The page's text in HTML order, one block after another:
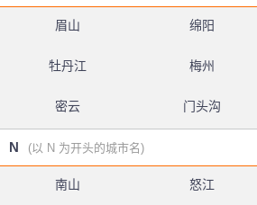
眉山 绵阳
牡丹江 梅州
密云 门头沟
N (以 N 为开头的城市名)
南山 怒江